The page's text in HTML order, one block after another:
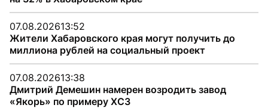
07.08.202613:52
Жители Хабаровского края могут получить до
миллиона рублей на социальный проект
07.08.202613:38
Дмитрий Демешин намерен возродить завод
«Якорь» по примеру ХСЗ